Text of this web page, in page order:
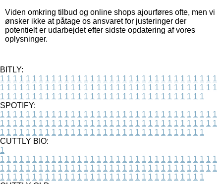
Viden omkring tilbud og online shops ajourføres ofte, men vi
ønsker ikke at påtage os ansvaret for justeringer der
potentielt er udarbejdet efter sidste opdatering af vores
oplysninger.
BITLY:
1 1 1 1 1 1 1 1 1 1 1 1 1 1 1 1 1 1 1 1 1 1 1 1 1 1 1 1 1 1 1 1 1 1
1 1 1 1 1 1 1 1 1 1 1 1 1 1 1 1 1 1 1 1 1 1 1 1 1 1 1 1 1 1 1 1 1 1
1 1 1 1 1 1 1 1 1 1 1 1 1 1 1 1 1 1 1 1 1 1 1 1 1 1 1 1 1 1 1 1
SPOTIFY:
1 1 1 1 1 1 1 1 1 1 1 1 1 1 1 1 1 1 1 1 1 1 1 1 1 1 1 1 1 1 1 1 1 1
1 1 1 1 1 1 1 1 1 1 1 1 1 1 1 1 1 1 1 1 1 1 1 1 1 1 1 1 1 1 1 1 1 1
1 1 1 1 1 1 1 1 1 1 1 1 1 1 1 1 1 1 1 1 1 1 1 1 1 1 1 1 1 1 1 1
CUTTLY BIO:
1
1 1 1 1 1 1 1 1 1 1 1 1 1 1 1 1 1 1 1 1 1 1 1 1 1 1 1 1 1 1 1 1 1 1
1 1 1 1 1 1 1 1 1 1 1 1 1 1 1 1 1 1 1 1 1 1 1 1 1 1 1 1 1 1 1 1 1 1
1 1 1 1 1 1 1 1 1 1 1 1 1 1 1 1 1 1 1 1 1 1 1 1 1 1 1 1 1 1 1 1